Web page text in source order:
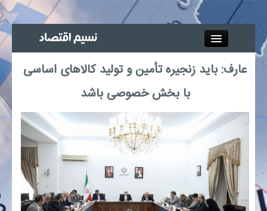
Close
جذب خبرنگار
آگهی استخدام
پیوند‌ها
اجتماعی
عارف: باید زنجیره تأمین و تولید کالاهای اساسی
با بخش خصوصی باشد